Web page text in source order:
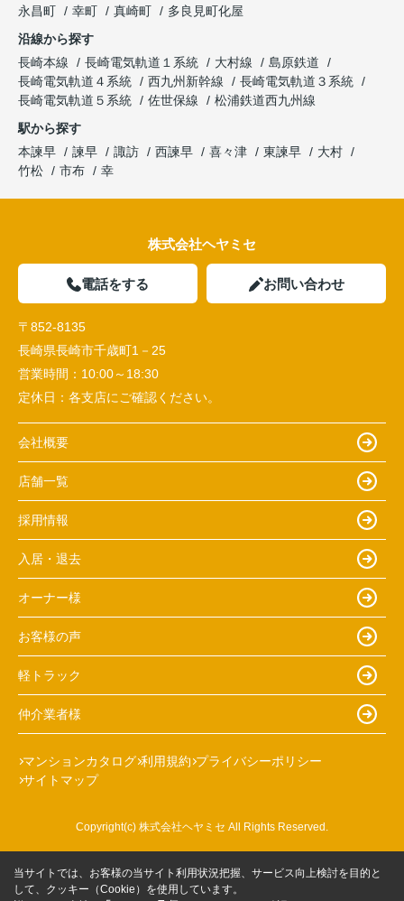
永昌町
幸町 真崎町
多良見町化屋
沿線から探す
長崎本線
長崎電気軌道１系統 大村線
島原鉄道
長崎電気軌道４系統
西九州新幹線
長崎電気軌道３系統
長崎電気軌道５系統
佐世保線
松浦鉄道西九州線
駅から探す
本諫早
諫早 諏訪 西諫早 喜々津 東諫早
大村
竹松
市布 幸
株式会社ヘヤミセ
電話をする お問い合わせ
〒852-8135
長崎県長崎市千歳町1－25
営業時間： 10:00～18:30
定休日： 各支店にご確認ください。
会社概要
店舗一覧
採用情報
入居・退去
オーナー様
お客様の声
軽トラック
仲介業者様
マンションカタログ 利用規約 プライバシーポリシー
サイトマップ
Copyright(c) 株式会社ヘヤミセ All Rights Reserved.
当サイトでは、お客様の当サイト利用状況把握、サービス向上検討を目的と
して、クッキー（Cookie）を使用しています。